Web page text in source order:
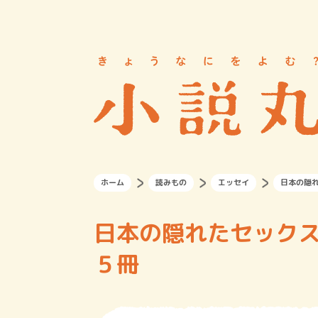
ホーム 読みもの エッセイ 日本の隠
日本の隠れたセック
５冊